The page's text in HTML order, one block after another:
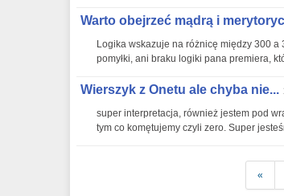
Warto obejrzeć mądrą i
Logika wskazuje na różnicę między 300
pomyłki, ani braku logiki pana premiera,
Wierszyk z Onetu ale chyba nie...
super interpretacja, również jestem pod
tym co komętujemy czyli zero. Super
«